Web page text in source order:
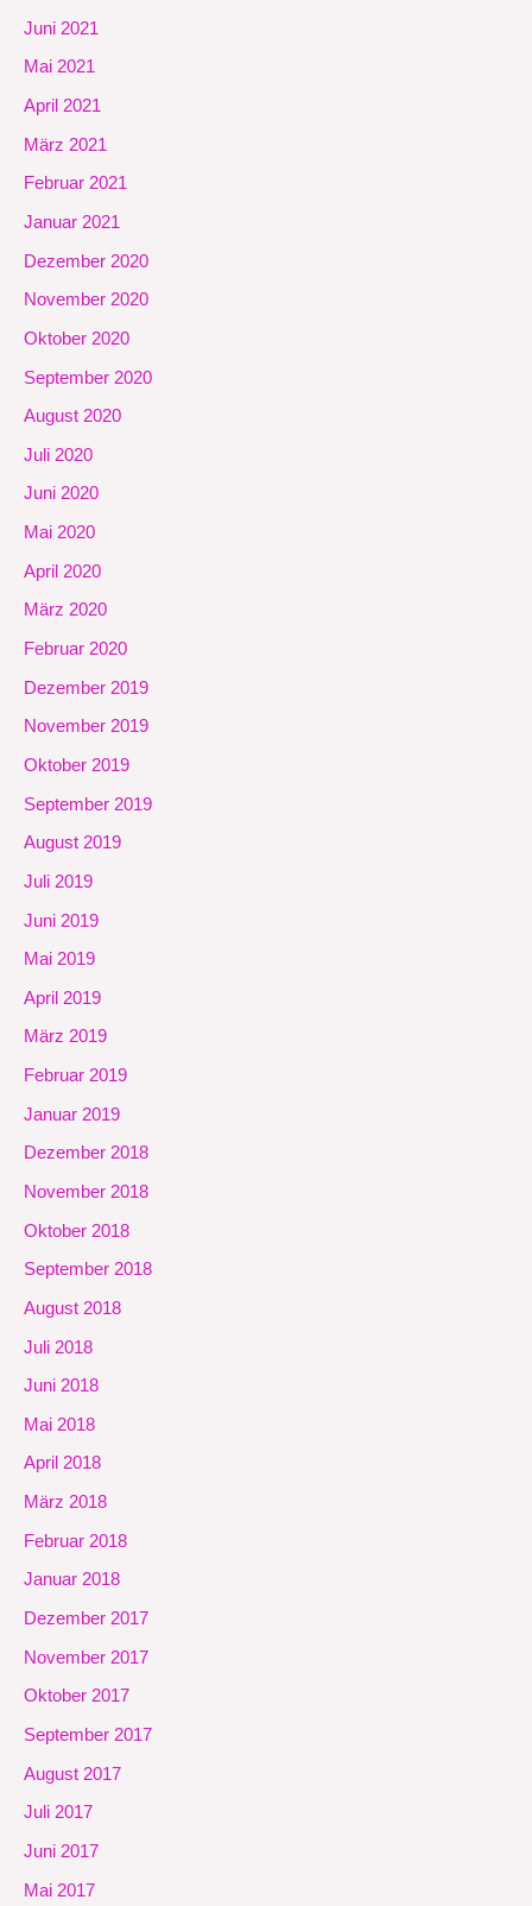
Juni 2021
Mai 2021
April 2021
März 2021
Februar 2021
Januar 2021
Dezember 2020
November 2020
Oktober 2020
September 2020
August 2020
Juli 2020
Juni 2020
Mai 2020
April 2020
März 2020
Februar 2020
Dezember 2019
November 2019
Oktober 2019
September 2019
August 2019
Juli 2019
Juni 2019
Mai 2019
April 2019
März 2019
Februar 2019
Januar 2019
Dezember 2018
November 2018
Oktober 2018
September 2018
August 2018
Juli 2018
Juni 2018
Mai 2018
April 2018
März 2018
Februar 2018
Januar 2018
Dezember 2017
November 2017
Oktober 2017
September 2017
August 2017
Juli 2017
Juni 2017
Mai 2017